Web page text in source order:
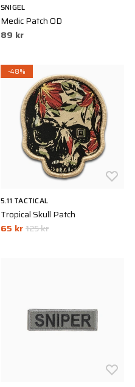
SNIGEL
Medic Patch OD
89 kr
-48%
5.11 TACTICAL
Tropical Skull Patch
65 kr125 kr